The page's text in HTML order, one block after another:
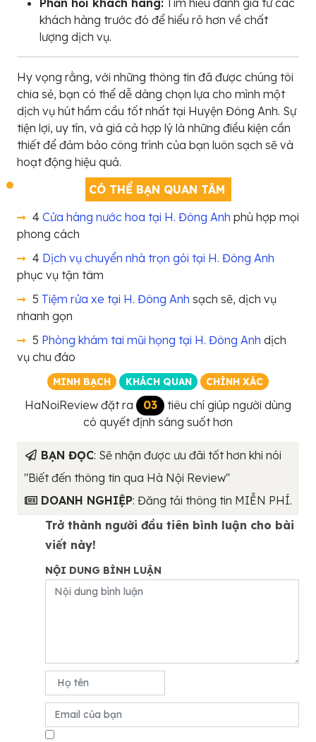
Phản hồi khách hàng: Tìm hiểu đánh giá từ các
khách hàng trước đó để hiểu rõ hơn về chất
lượng dịch vụ.
Hy vọng rằng, với những thông tin đã được chúng tôi
chia sẻ, bạn có thể dễ dàng chọn lựa cho mình một
dịch vụ hút hầm cầu tốt nhất tại Huyện Đông Anh. Sự
tiện lợi, uy tín, và giá cả hợp lý là những điều kiện cần
thiết để đảm bảo công trình của bạn luôn sạch sẽ và
hoạt động hiệu quả.
CÓ THỂ BẠN QUAN TÂM
4 Cửa hàng nước hoa tại H. Đông Anh phù hợp mọi
phong cách
4 Dịch vụ chuyển nhà trọn gói tại H. Đông Anh
phục vụ tận tâm
5 Tiệm rửa xe tại H. Đông Anh sạch sẽ, dịch vụ
nhanh gọn
5 Phòng khám tai mũi họng tại H. Đông Anh dịch
vụ chu đáo
MINH BẠCH KHÁCH QUAN CHÍNH XÁC
HaNoiReview đặt ra 03 tiêu chí giúp người dùng
có quyết định sáng suốt hơn
BẠN ĐỌC: Sẽ nhận được ưu đãi tốt hơn khi nói
"Biết đến thông tin qua Hà Nội Review"
DOANH NGHIỆP: Đăng tải thông tin MIỄN PHÍ.
Trở thành người đầu tiên bình luận cho bài
viết này!
NỘI DUNG BÌNH LUẬN